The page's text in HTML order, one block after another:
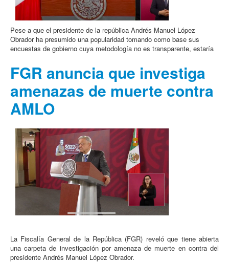
Pese a que el presidente de la república Andrés Manuel López
Obrador ha presumido una popularidad tomando como base sus
encuestas de gobierno cuya metodología no es transparente, estaría
FGR anuncia que investiga
amenazas de muerte contra
AMLO
La Fiscalía General de la República (FGR) reveló que tiene abierta
una carpeta de investigación por amenaza de muerte en contra del
presidente Andrés Manuel López Obrador.